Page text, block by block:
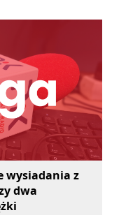
wysiadania z
dwa